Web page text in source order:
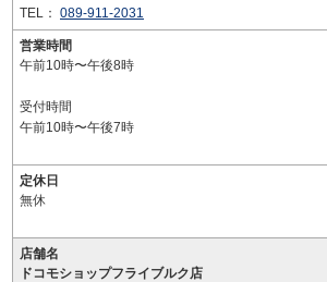
TEL： 089-911-2031
営業時間
午前10時〜午後8時
受付時間
午前10時〜午後7時
定休日
無休
店舗名
ドコモショップフライブルク店